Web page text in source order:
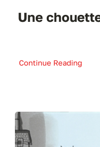
Une
Continue Reading